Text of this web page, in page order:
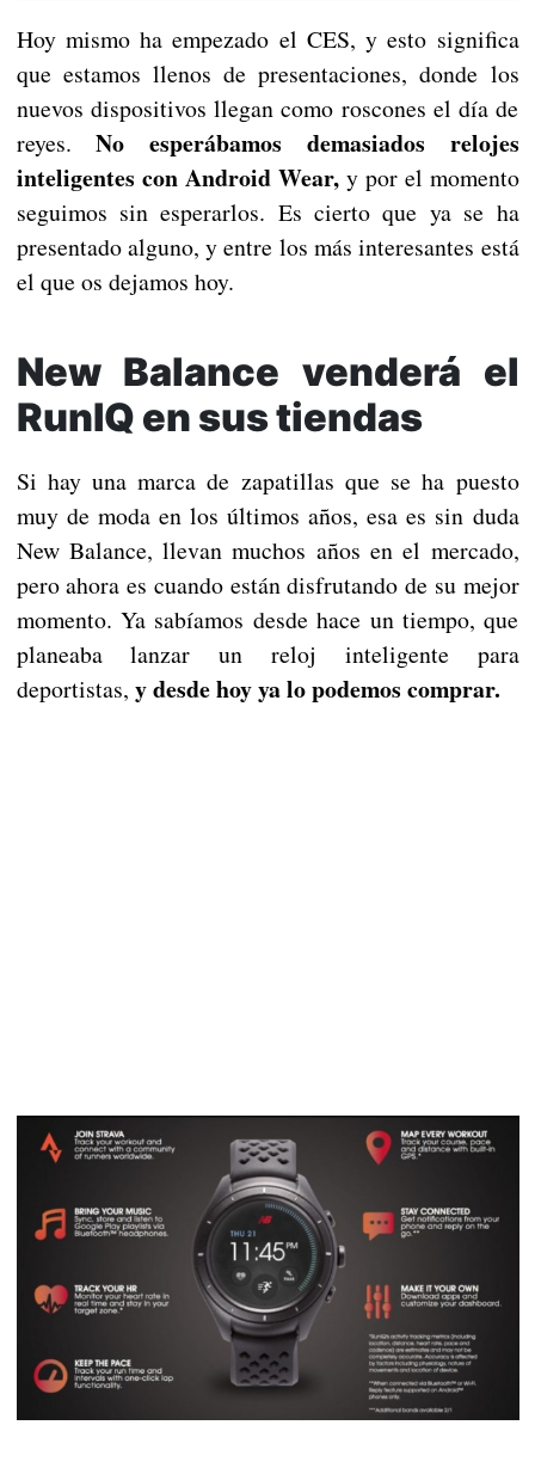
Hoy mismo ha empezado el CES, y esto significa
que estamos llenos de presentaciones, donde los
nuevos dispositivos llegan como roscones el día de
reyes.No esperábamos demasiados relojes
inteligentes con Android Wear,y por el momento
seguimos sin esperarlos. Es cierto que ya se ha
presentado alguno, y entre los más interesantes está
el que os dejamos hoy.
New Balance venderá el
RunIQ en sus tiendas
Si hay una marca de zapatillas que se ha puesto
muy de moda en los últimos años, esa es sin duda
New Balance, llevan muchos años en el mercado,
pero ahora es cuando están disfrutando de su mejor
momento. Ya sabíamos desde hace un tiempo, que
planeaba lanzar un reloj inteligente para
deportistas, y desde hoy ya lo podemos comprar.